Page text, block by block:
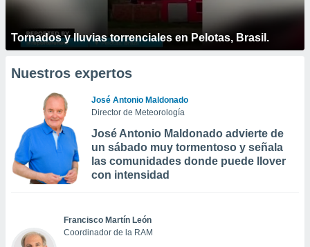
Tornados y lluvias torrenciales en Pelotas, Brasil.
Nuestros expertos
José Antonio Maldonado
Director de Meteorología
José Antonio Maldonado advierte de
un sábado muy tormentoso y señala
las comunidades donde puede llover
con intensidad
Francisco Martín León
Coordinador de la RAM